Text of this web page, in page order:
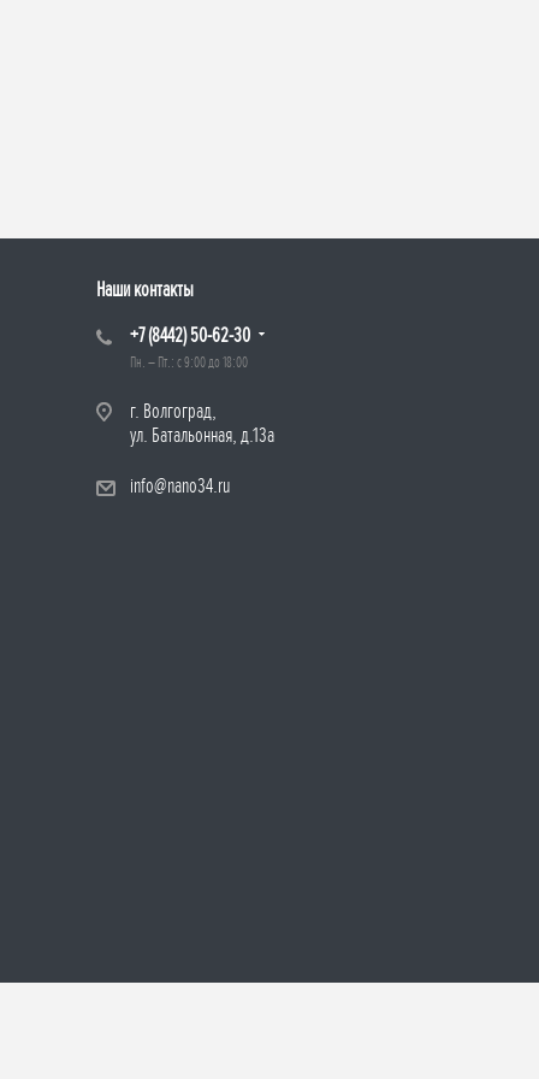
Наши контакты
+7 (8442) 50-62-30
Пн. – Пт.: с 9:00 до 18:00
г. Волгоград,
ул. Батальонная, д.13а
info@nano34.ru